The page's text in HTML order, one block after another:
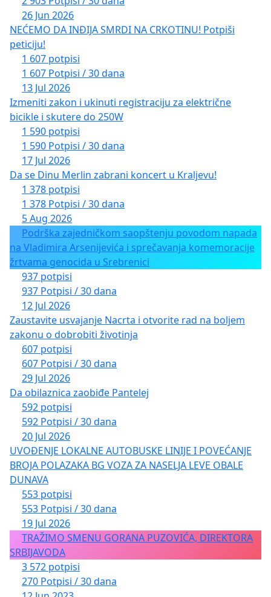
26 Jun 2026
NEĆEMO DA INĐIJA SMRDI NA CRKOTINU! Potpiši
peticiju!
1 607 potpisi
1 607 Potpisi / 30 dana
13 Jul 2026
Izmeniti zakon i ukinuti registraciju za električne
bicikle i skutere do 250W
1 590 potpisi
1 590 Potpisi / 30 dana
17 Jul 2026
Da se Dinu Merlin zabrani koncert u Kraljevu!
1 378 potpisi
1 378 Potpisi / 30 dana
5 Aug 2026
Podrška zajedničkom saopštenju povodom napada
na Vladimira Arsenijevića i sprečavanja komemoracije
žrtvama genocida u Srebrenici
937 potpisi
937 Potpisi / 30 dana
12 Jul 2026
Zaustavite usvajanje Nacrta i otvorite rad na boljem
zakonu o dobrobiti životinja
607 potpisi
607 Potpisi / 30 dana
29 Jul 2026
Da obilaznica zaobiđe Pantelej
592 potpisi
592 Potpisi / 30 dana
20 Jul 2026
UVOĐENJE LOKALNE AUTOBUSKE LINIJE I POVEĆANJE
BROJA POLAZAKA BG VOZA ZA NASELJA LEVE OBALE
DUNAVA
553 potpisi
553 Potpisi / 30 dana
19 Jul 2026
TRAŽIMO SMENU GORANA PUZOVIĆA, DIREKTORA
SRBIJAVODA
3 572 potpisi
270 Potpisi / 30 dana